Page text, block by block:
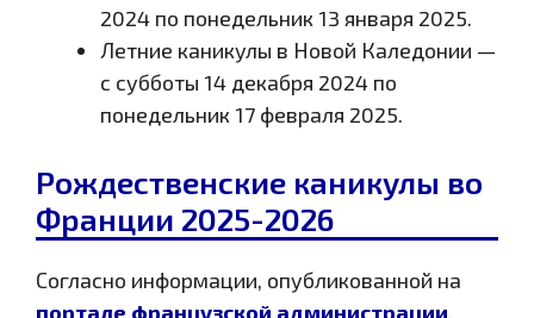
2024 по понедельник 13 января 2025.
Летние каникулы в Новой Каледонии —
с субботы 14 декабря 2024 по
понедельник 17 февраля 2025.
Рождественские каникулы во
Франции 2025-2026
Согласно информации, опубликованной на
портале французской администрации,